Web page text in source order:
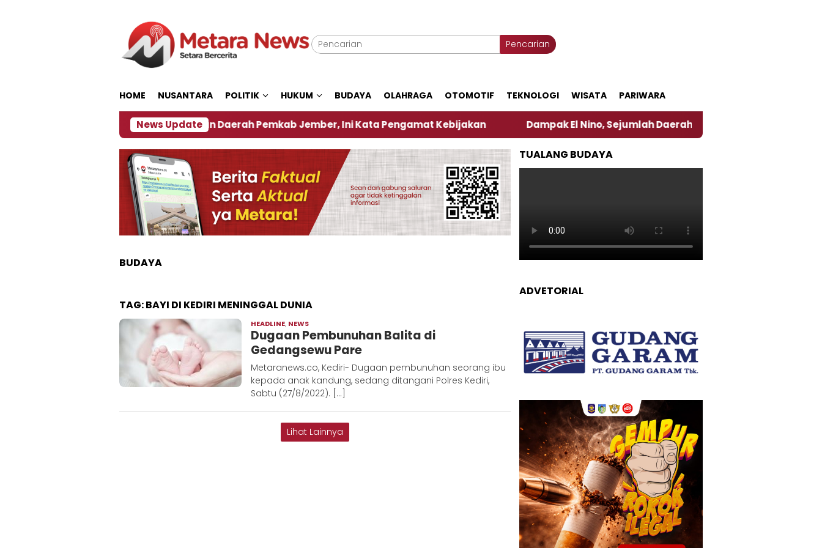
Pencarian
HOME NUSANTARA POLITIK HUKUM BUDAYA OLAHRAGA OTOMOTIF TEKNOLOGI WISATA PARIWARA
News Update
‎Soal Rencana Pinjaman Daerah Pemkab Jember, Ini Kata Pengamat Kebijakan ‎ Dampak El Nino, Sejumlah Daerah di Jember Alami Krisi Air
BUDAYA
TAG:BAYI DI KEDIRI MENINGGAL DUNIA
HEADLINE, NEWS
Metaranews
Dugaan Pembunuhan Balita di
Gedangsewu Pare
Metaranews.co, Kediri- Dugaan pembunuhan seorang ibu
kepada anak kandung, sedang ditangani Polres Kediri,
Sabtu (27/8/2022). […]
Lihat Lainnya
TUALANG BUDAYA
ADVETORIAL